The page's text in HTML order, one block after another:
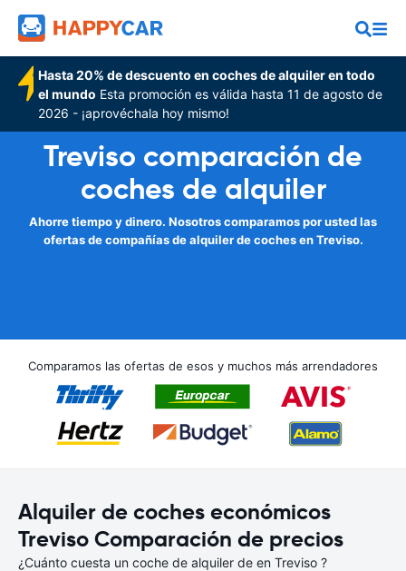
Hasta 20% de descuento en coches de alquiler en todo
el mundo Esta promoción es válida hasta 11 de agosto de
2026 - ¡aprovéchala hoy mismo!
Treviso comparación de
coches de alquiler
Ahorre tiempo y dinero. Nosotros comparamos por usted las
ofertas de compañías de alquiler de coches en Treviso.
Comparamos las ofertas de esos y muchos más arrendadores
Alquiler de coches económicos
Treviso Comparación de precios
¿Cuánto cuesta un coche de alquiler de en Treviso ?